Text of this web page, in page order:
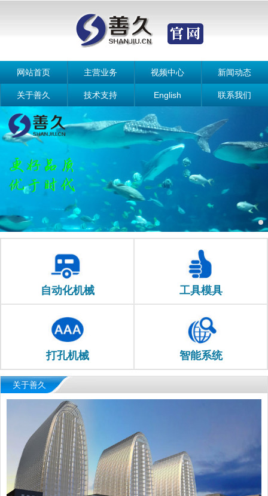
网站首页 主营业务 视频中心 新闻动态
关于善久 技术支持 English 联系我们
自动化机械 工具模具
打孔机械 智能系统
关于善久